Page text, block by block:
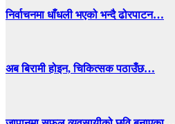
निर्वाचनमा धाँधली भएको भन्दै ढोरपाटन…
अब बिरामी होइन, चिकित्सक पठाउँछ…